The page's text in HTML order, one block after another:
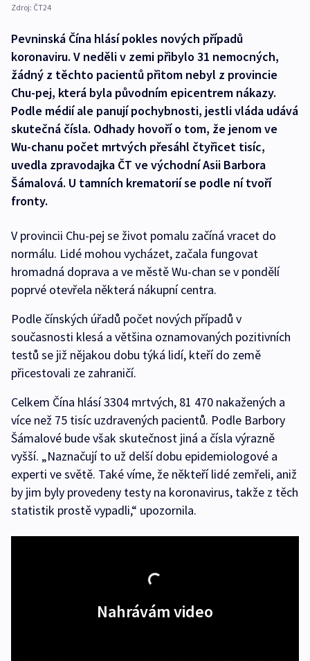
Zdroj: ČT24
Pevninská Čína hlásí pokles nových případů
koronaviru. V neděli v zemi přibylo 31 nemocných,
žádný z těchto pacientů přitom nebyl z provincie
Chu-pej, která byla původním epicentrem nákazy.
Podle médií ale panují pochybnosti, jestli vláda udává
skutečná čísla. Odhady hovoří o tom, že jenom ve
Wu-chanu počet mrtvých přesáhl čtyřicet tisíc,
uvedla zpravodajka ČT ve východní Asii Barbora
Šámalová. U tamních krematorií se podle ní tvoří
fronty.
V provincii Chu-pej se život pomalu začíná vracet do
normálu. Lidé mohou vycházet, začala fungovat
hromadná doprava a ve městě Wu-chan se v pondělí
poprvé otevřela některá nákupní centra.
Podle čínských úřadů počet nových případů v
současnosti klesá a většina oznamovaných pozitivních
testů se již nějakou dobu týká lidí, kteří do země
přicestovali ze zahraničí.
Celkem Čína hlásí 3304 mrtvých, 81 470 nakažených a
více než 75 tisíc uzdravených pacientů. Podle Barbory
Šámalové bude však skutečnost jiná a čísla výrazně
vyšší. „Naznačují to už delší dobu epidemiologové a
experti ve světě. Také víme, že někteří lidé zemřeli, aniž
by jim byly provedeny testy na koronavirus, takže z těch
statistik prostě vypadli,“ upozornila.
Nahrávám video